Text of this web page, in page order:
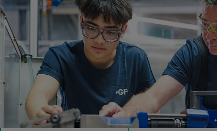
学徒与青年人才
通过实践经验、系统化学习以及来自导师和团队的支持，为职业
发展奠定坚实基础。